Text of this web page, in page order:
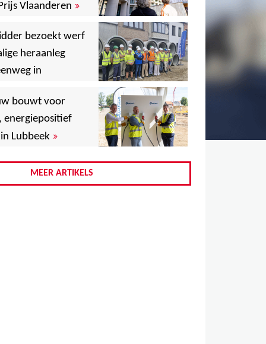
,
Vlaanderen »
, ,
,
bezoekt werf
heraanleg
in
,
bouwt voor
energiepositief
Lubbeek »
MEER ARTIKELS